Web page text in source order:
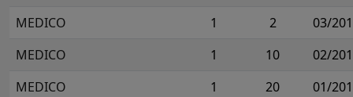
MEDICO
1 2
03/
MEDICO
1 10
02/
MEDICO
1 20
01/